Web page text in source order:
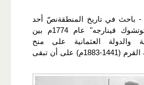
- باحث في تاريخ المنطقةنصّ أحد
بنود معاهدة "كوتشوك قينارجه" عام 1774م بين
والدولة العثمانية على منح
الإستقلال لخانية القرم (1441-1883م) على أن تبقى